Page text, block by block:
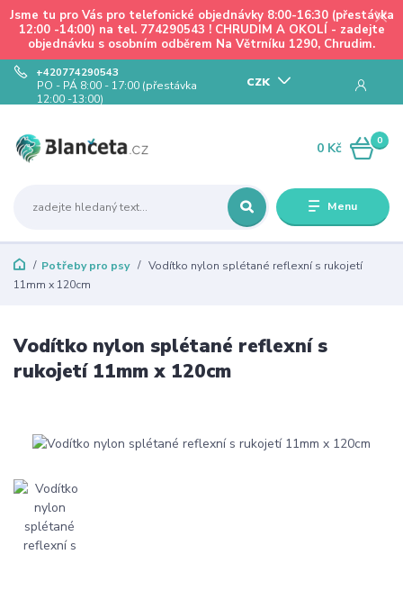
Jsme tu pro Vás pro telefonické objednávky 8:00-16:30 (přestávka
12:00 -14:00) na tel. 774290543 ! CHRUDIM A OKOLÍ - zadejte
objednávku s osobním odběrem Na Větrníku 1290, Chrudim.
Menu
CZK
+420774290543
PO - PÁ 8:00 - 17:00 (přestávka
12:00 -13:00)
0
0 Kč
Potřeby pro psy
Vodítko nylon splétané reflexní s rukojetí
11mm x 120cm
Vodítko nylon splétané reflexní s
rukojetí 11mm x 120cm